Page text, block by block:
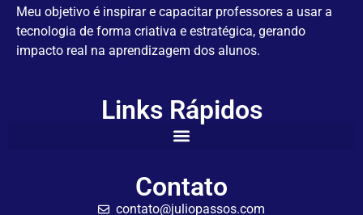
Meu objetivo é inspirar e capacitar professores a usar a
tecnologia de forma criativa e estratégica, gerando
impacto real na aprendizagem dos alunos.
Links Rápidos
Contato
contato@juliopassos.com